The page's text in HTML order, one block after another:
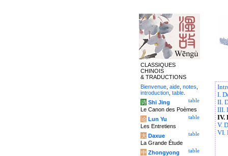
I.
II.
III.
IV.
V.
VI.
CLASSIQUES
CHINOIS
& TRADUCTIONS
Bienvenue aide notes
introduction table
table
诗 Shi Jing
Le Canon des Poèmes
table
论 Lun Yu
Les Entretiens
table
大 Daxue
La Grande Étude
table
中 Zhongyong